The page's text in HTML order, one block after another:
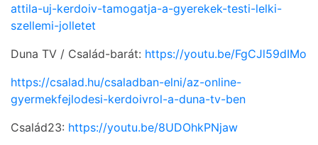
attila-uj-kerdoiv-tamogatja-a-gyerekek-testi-lelki-
szellemi-jolletet
Duna TV / Család-barát: https://youtu.be/FgCJl59dIMo
https://csalad.hu/csaladban-elni/az-online-
gyermekfejlodesi-kerdoivrol-a-duna-tv-ben
Család23: https://youtu.be/8UDOhkPNjaw